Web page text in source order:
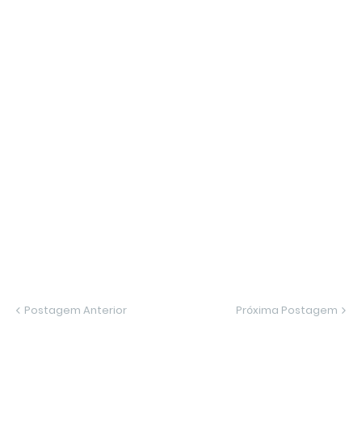
Postagem Anterior Próxima Postagem